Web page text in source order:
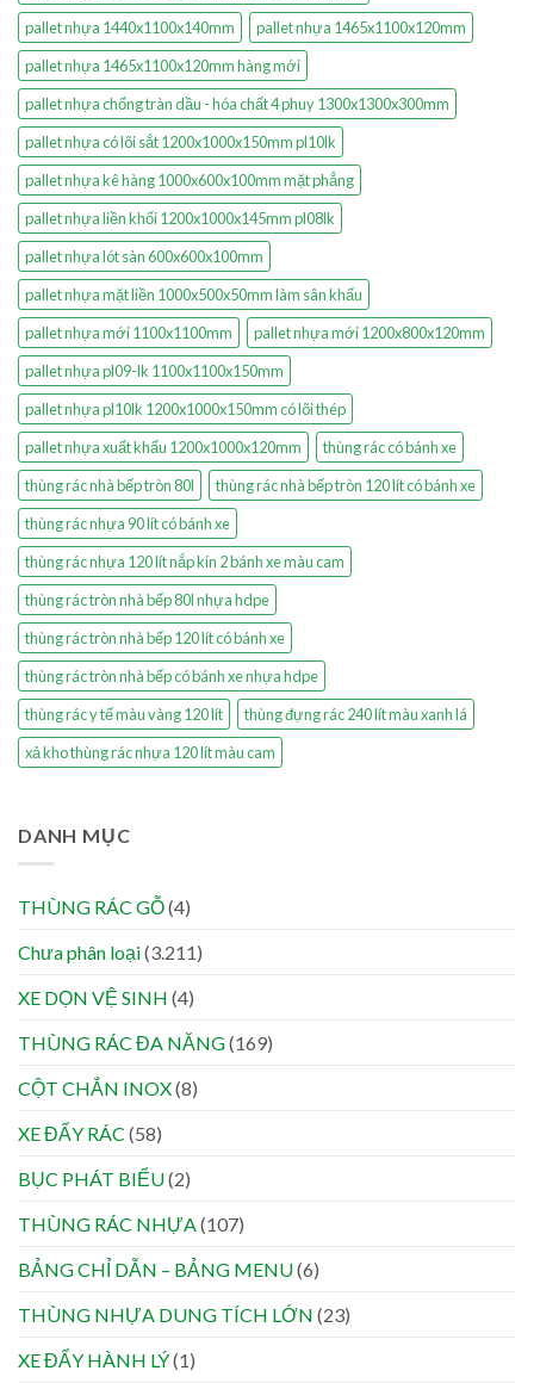
pallet nhựa 1440x1100x140mm
pallet nhựa 1465x1100x120mm
pallet nhựa 1465x1100x120mm hàng mới
pallet nhựa chống tràn dầu - hóa chất 4 phuy 1300x1300x300mm
pallet nhựa có lõi sắt 1200x1000x150mm pl10lk
pallet nhựa kê hàng 1000x600x100mm mặt phẳng
pallet nhựa liền khối 1200x1000x145mm pl08lk
pallet nhựa lót sàn 600x600x100mm
pallet nhựa mặt liền 1000x500x50mm làm sân khấu
pallet nhựa mới 1100x1100mm
pallet nhựa mới 1200x800x120mm
pallet nhựa pl09-lk 1100x1100x150mm
pallet nhựa pl10lk 1200x1000x150mm có lõi thép
pallet nhựa xuất khẩu 1200x1000x120mm
thùng rác có bánh xe
thùng rác nhà bếp tròn 80l
thùng rác nhà bếp tròn 120 lít có bánh xe
thùng rác nhựa 90 lít có bánh xe
thùng rác nhựa 120 lít nắp kín 2 bánh xe màu cam
thùng rác tròn nhà bếp 80l nhựa hdpe
thùng rác tròn nhà bếp 120 lít có bánh xe
thùng rác tròn nhà bếp có bánh xe nhựa hdpe
thùng rác y tế màu vàng 120 lít
thùng đựng rác 240 lít màu xanh lá
xả kho thùng rác nhựa 120 lít màu cam
DANH MỤC
THÙNG RÁC GỖ(4)
Chưa phân loại(3.211)
XE DỌN VỆ SINH (4)
THÙNG RÁC ĐA NĂNG(169)
CỘT CHẮN INOX(8)
XE ĐẨY RÁC (58)
BỤC PHÁT BIỂU(2)
THÙNG RÁC NHỰA(107)
BẢNG CHỈ DẪN – BẢNG MENU(6)
THÙNG NHỰA DUNG TÍCH LỚN (23)
XE ĐẨY HÀNH LÝ(1)